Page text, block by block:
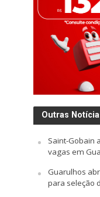
Outras
Saint-Gobain
vagas em
Guarulhos
para seleção